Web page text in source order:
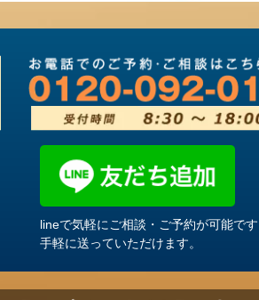
lineで気軽にご相談・ご予約が可能で
手軽に送っていただけます。